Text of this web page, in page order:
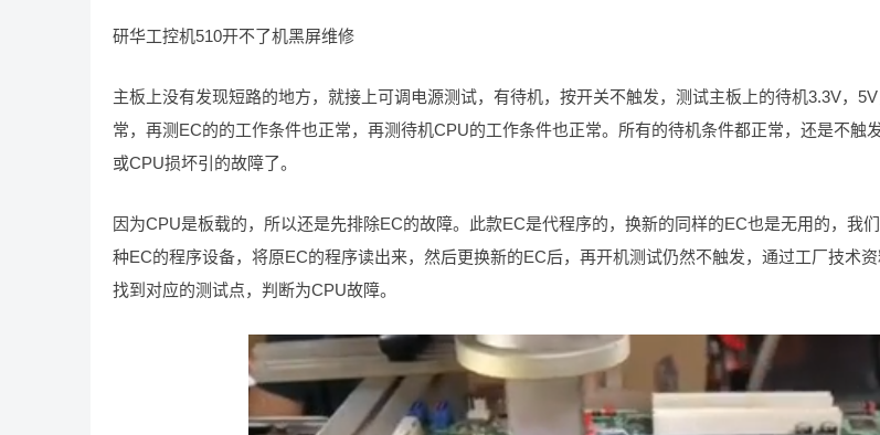
研华工控机510开不了机黑屏维修
主板上没有发现短路的地方，就接上可调电源测试，有待机，按开关不触发，测试主板上的待机3.3V，
常，再测EC的的工作条件也正常，再测待机CPU的工作条件也正常。所有的待机条件都正常，还是不触
或CPU损坏引的故障了。
因为CPU是板载的，所以还是先排除EC的故障。此款EC是代程序的，换新的同样的EC也是无用的，我
种EC的程序设备，将原EC的程序读出来，然后更换新的EC后，再开机测试仍然不触发，通过工厂技术
找到对应的测试点，判断为CPU故障。